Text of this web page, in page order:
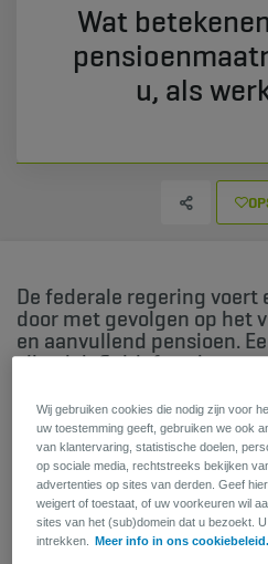
Wat
u, als
De federale regering voert
door met gevolgen op het
en aanvullend pensioen.
zijn al definitief, andere
steigers? We overlopen
Welke maatregelen
Op parafiscaal vlak zijn er al
Wij gebruiken cookies die nodig zijn voor
uw toestemming geeft, gebruiken we ook
van klantervaring, statistische doelen,
op sociale media, rechtstreeks bekijken
advertenties op sites van derden. Geef
weigert of toestaat, of uw voorkeuren wil
sites van het (sub)domein dat u bezoekt.
intrekken.
Meer info in ons cookiebeleid.